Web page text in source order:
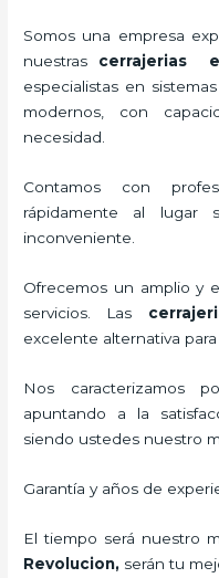
Somos una empresa
nuestras cerrajerias
especialistas en
modernos, con
necesidad.
Contamos con
rápidamente al lugar
inconveniente.
Ofrecemos un amplio y
servicios. Las
excelente alternativa
Nos caracterizamos
apuntando a la
siendo ustedes nuestro
Garantía y años de
El tiempo será nuestro
Revolucion, serán tu